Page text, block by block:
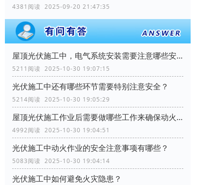
4381阅读 2025-09-20 21:47:35
屋顶光伏施工中，电气系统安装需要注意哪些安全问题？
5211阅读 2025-10-30 19:07:15
光伏施工中还有哪些环节需要特别注意安全？
5214阅读 2025-10-30 19:05:29
屋顶光伏施工作业后需要做哪些工作来确保动火作业的安全？
4992阅读 2025-10-30 19:04:51
光伏施工中动火作业的安全注意事项有哪些？
5083阅读 2025-10-30 19:04:14
光伏施工中如何避免火灾隐患？